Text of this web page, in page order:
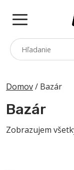
SPEZZOTTO
BOTTECCHIA
Domov/ Bazár
Bazár
Zobrazujem